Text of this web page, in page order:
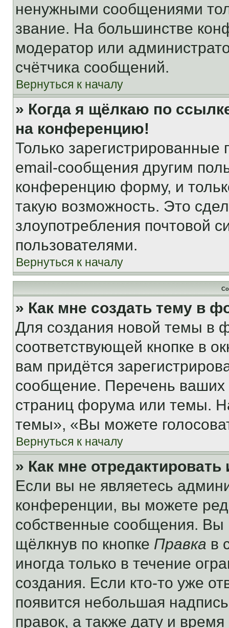
ненужными сообщениями
звание. На большинстве
модератор или
счётчика сообщений.
Вернуться к началу
» Когда я щёлкаю по
на конференцию!
Только зарегистрированные
email-сообщения другим
конференцию форму, и
такую возможность. Это
злоупотребления почтовой
пользователями.
Вернуться к началу
» Как мне создать тему в
Для создания новой темы в
соответствующей кнопке в
вам придётся
сообщение. Перечень ваших
страниц форума или темы.
темы», «Вы можете
Вернуться к началу
» Как мне
Если вы не являетесь
конференции, вы можете
собственные сообщения. Вы
щёлкнув по кнопке Правка в
иногда только в течение
создания. Если кто-то уже
появится небольшая
правок, а также дату и